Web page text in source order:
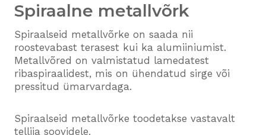
Spiraalne metallvõrk
Spiraalseid metallvõrke on saada nii
roostevabast terasest kui ka alumiiniumist.
Metallvõred on valmistatud lamedatest
ribaspiraalidest, mis on ühendatud sirge või
pressitud ümarvardaga.
Spiraalseid metallvõrke toodetakse vastavalt
tellija soovidele.